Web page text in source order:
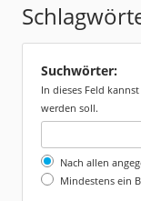
Suchwörter:
In dieses Feld
werden soll.
Nach allen
Mindestens ein